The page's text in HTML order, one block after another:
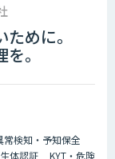
めに。
。
常検知・予知保全
生体認証
KYT・危険